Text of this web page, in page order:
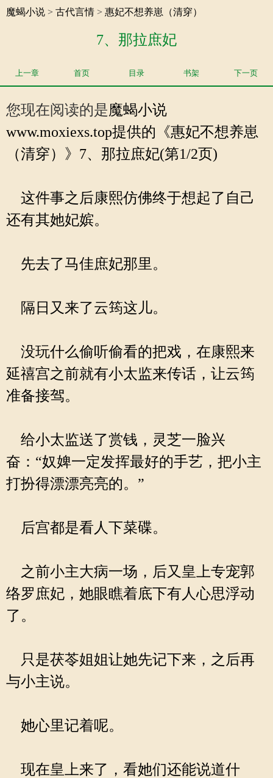
魔蝎小说 > 古代言情 > 惠妃不想养崽（清穿）
7、那拉庶妃
上一章 首页 目录 书架 下一页
您现在阅读的是魔蝎小说
www.moxiexs.top提供的《惠妃不想养崽
（清穿）》7、那拉庶妃(第1/2页)
这件事之后康熙仿佛终于想起了自己
还有其她妃嫔。
先去了马佳庶妃那里。
隔日又来了云筠这儿。
没玩什么偷听偷看的把戏，在康熙来
延禧宫之前就有小太监来传话，让云筠
准备接驾。
给小太监送了赏钱，灵芝一脸兴
奋：“奴婢一定发挥最好的手艺，把小主
打扮得漂漂亮亮的。”
后宫都是看人下菜碟。
之前小主大病一场，后又皇上专宠郭
络罗庶妃，她眼瞧着底下有人心思浮动
了。
只是茯苓姐姐让她先记下来，之后再
与小主说。
她心里记着呢。
现在皇上来了，看她们还能说道什